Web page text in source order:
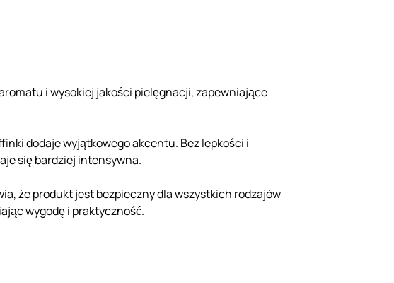
i wysokiej jakości pielęgnacji, zapewniające
dodaje wyjątkowego akcentu. Bez lepkości i
się bardziej intensywna.
że ​​produkt jest bezpieczny dla wszystkich rodzajów
wygodę i praktyczność.